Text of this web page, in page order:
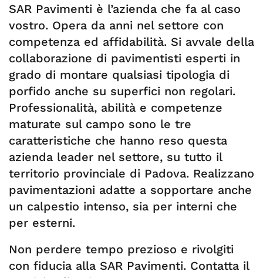
SAR Pavimenti è l’azienda che fa al caso
vostro. Opera da anni nel settore con
competenza ed affidabilità. Si avvale della
collaborazione di pavimentisti esperti in
grado di montare qualsiasi tipologia di
porfido anche su superfici non regolari.
Professionalità, abilità e competenze
maturate sul campo sono le tre
caratteristiche che hanno reso questa
azienda leader nel settore, su tutto il
territorio provinciale di Padova. Realizzano
pavimentazioni adatte a sopportare anche
un calpestio intenso, sia per interni che
per esterni.
Non perdere tempo prezioso e rivolgiti
con fiducia alla SAR Pavimenti. Contatta il